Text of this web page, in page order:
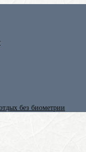
без биометрии